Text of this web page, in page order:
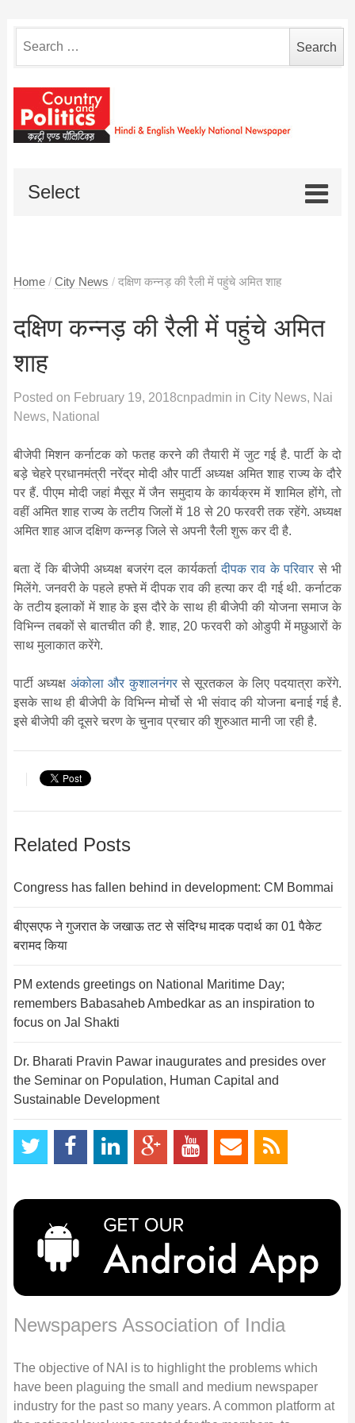
for:
Select
Home / City News / दक्षिण कन्नड़ की रैली में पहुंचे अमित शाह
दक्षिण कन्नड़ की रैली में पहुंचे अमित
शाह
Posted on February 19, 2018cnpadmin in City News, Nai
News, National
बीजेपी मिशन कर्नाटक को फतह करने की तैयारी में जुट गई है. पार्टी के दो
बड़े चेहरे प्रधानमंत्री नरेंद्र मोदी और पार्टी अध्यक्ष अमित शाह राज्य के दौरे
पर हैं. पीएम मोदी जहां मैसूर में जैन समुदाय के कार्यक्रम में शामिल होंगे, तो
वहीं अमित शाह राज्य के तटीय जिलों में 18 से 20 फरवरी तक रहेंगे. अध्यक्ष
अमित शाह आज दक्षिण कन्नड़ जिले से अपनी रैली शुरू कर दी है.
बता दें कि बीजेपी अध्यक्ष बजरंग दल कार्यकर्तादीपक राव के परिवार से भी
मिलेंगे. जनवरी के पहले हफ्ते में दीपक राव की हत्या कर दी गई थी. कर्नाटक
के तटीय इलाकों में शाह के इस दौरे के साथ ही बीजेपी की योजना समाज के
विभिन्न तबकों से बातचीत की है. शाह, 20 फरवरी को ओडुपी में मछुआरों के
साथ मुलाकात करेंगे.
पार्टी अध्यक्ष अंकोला और कुशालनंगर से सूरतकल के लिए पदयात्रा करेंगे.
इसके साथ ही बीजेपी के विभिन्न मोर्चो से भी संवाद की योजना बनाई गई है.
इसे बीजेपी की दूसरे चरण के चुनाव प्रचार की शुरुआत मानी जा रही है.
Related Posts
Congress has fallen behind in development: CM Bommai
बीएसएफ ने गुजरात के जखाऊ तट से संदिग्ध मादक पदार्थ का 01 पैकेट
बरामद किया
PM extends greetings on National Maritime Day;
remembers Babasaheb Ambedkar as an inspiration to
focus on Jal Shakti
Dr. Bharati Pravin Pawar inaugurates and presides over
the Seminar on Population, Human Capital and
Sustainable Development
Newspapers Association of India
The objective of NAI is to highlight the problems which
have been plaguing the small and medium newspaper
industry for the past so many years. A common platform at